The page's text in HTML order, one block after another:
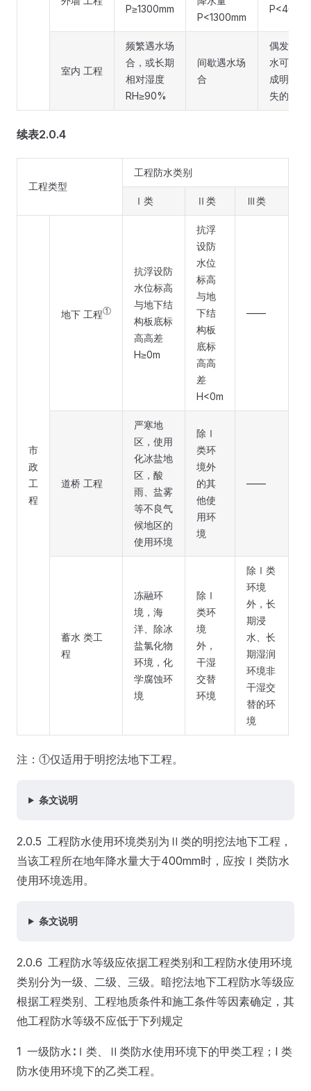
P≥1300mm
P<1300mm
室内 工程
频繁遇水场
合，或长期
相对湿度
RH≥90%
间歇遇水场
合
偶发渗漏
水可能造
成明显损
失的场合
续表2.0.4
工程类型
工程防水类别
Ⅰ类 Ⅱ类 Ⅲ类
市
政
工
程
地下 工程①
抗浮设防
水位标高
与地下结
构板底标
高高差
H≥0m
抗浮
设防
水位
标高
与地
下结
构板
底标
高高
差
H<0m
——
道桥 工程
严寒地
区，使用
化冰盐地
区，酸
雨、盐雾
等不良气
候地区的
使用环境
除Ⅰ
类环
境外
的其
他使
用环
境
——
蓄水 类工
程
冻融环
境，海
洋、除冰
盐氯化物
环境，化
学腐蚀环
境
除Ⅰ
类环
境
外，
干湿
交替
环境
除Ⅰ类
环境
外，长
期浸
水、长
期湿润
环境非
干湿交
替的环
境
注：①仅适用于明挖法地下工程。
条文说明
2.0.5 工程防水使用环境类别为Ⅱ类的明挖法地下工程，
当该工程所在地年降水量大于400mm时，应按Ⅰ类防水
使用环境选用。
条文说明
2.0.6 工程防水等级应依据工程类别和工程防水使用环境
类别分为一级、二级、三级。暗挖法地下工程防水等级应
根据工程类别、工程地质条件和施工条件等因素确定，其
他工程防水等级不应低于下列规定
1 一级防水∶Ⅰ类、Ⅱ类防水使用环境下的甲类工程；I 类
防水使用环境下的乙类工程。